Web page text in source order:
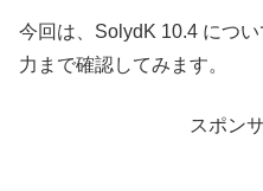
今回は、SolydK 10.4 につ
力まで確認してみます。
スポン